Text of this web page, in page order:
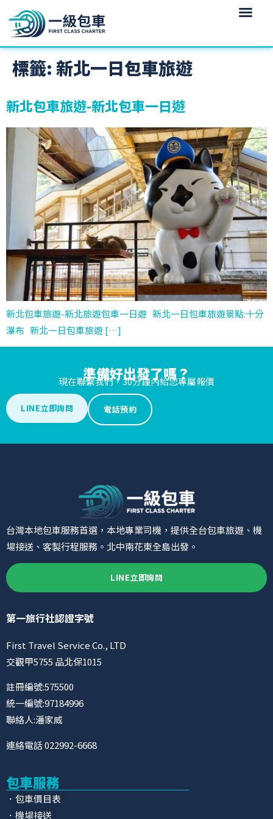
標籤: 新北一日包車旅遊
新北包車旅遊-新北包車一日遊
新北包車旅遊-新北旅遊包車一日遊 新北一日包車旅遊景點:十分
瀑布 新北一日包車旅遊 […]
準備好出發了嗎？
現在聯繫我們，30分鐘內給您專屬報價
LINE立即詢問 電話預約
台灣本地包車服務首選，本地專業司機，提供全台包車旅遊、機
場接送、客製行程服務。北中南花東全島出發。
LINE立即詢問
第一旅行社認證字號
First Travel Service Co., LTD
交觀甲5755 品北保1015
註冊編號:575500
統一編號:97184996
聯絡人:潘家威
連絡電話 022992-6668
包車服務
．包車價目表
．機場接送